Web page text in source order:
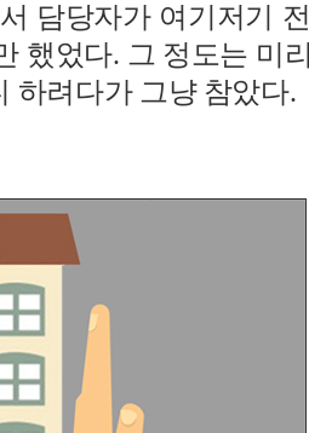
담당자가 여기저기
했었다. 그 정도는 미
하려다가 그냥 참았다.